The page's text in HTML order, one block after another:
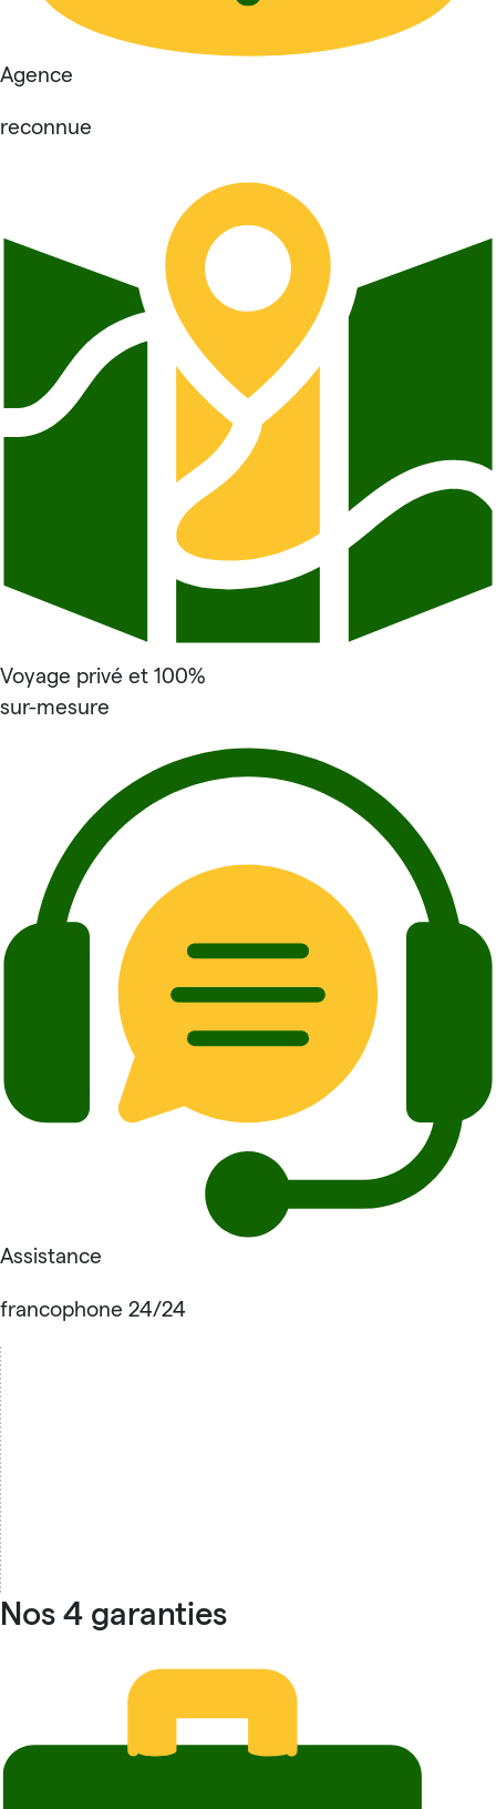
Agence
reconnue
Voyage privé et 100%
sur-mesure
Assistance
francophone 24/24
Nos 4 garanties